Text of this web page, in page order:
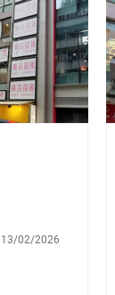
13/02/2026